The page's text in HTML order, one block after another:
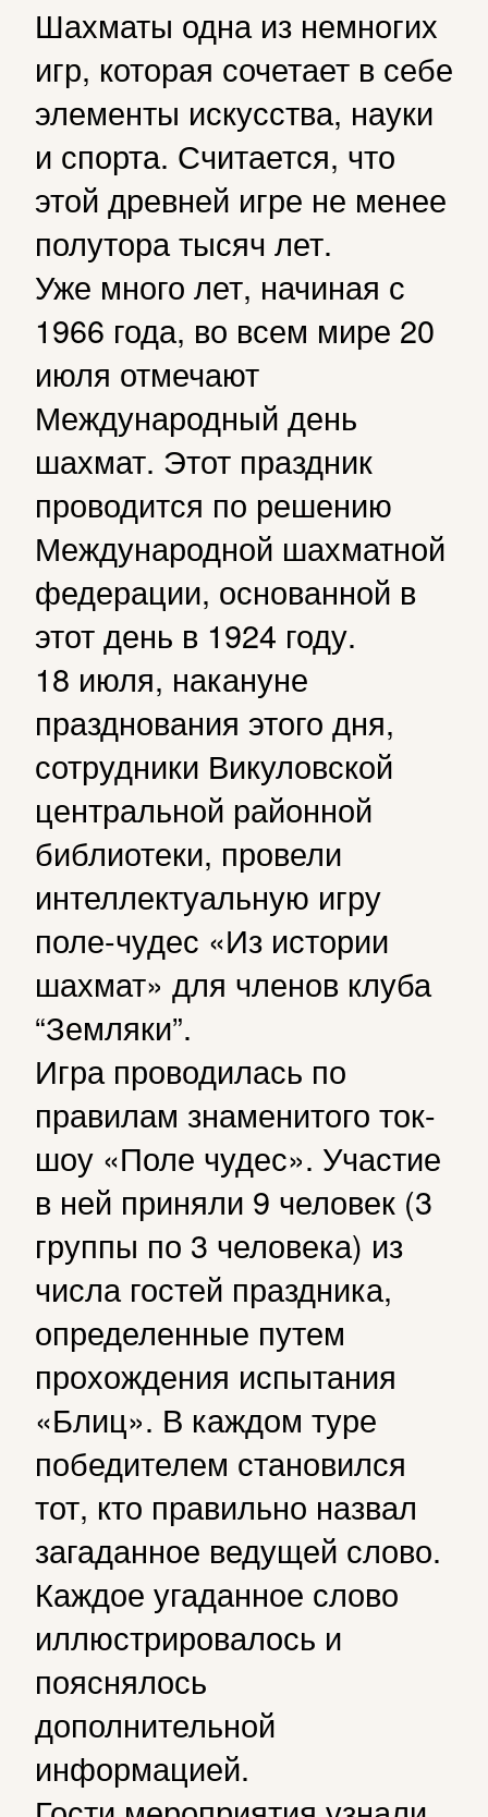
Шахматы одна из немногих
игр, которая сочетает в себе
элементы искусства, науки
и спорта. Считается, что
этой древней игре не менее
полутора тысяч лет.
Уже много лет, начиная с
1966 года, во всем мире 20
июля отмечают
Международный день
шахмат. Этот праздник
проводится по решению
Международной шахматной
федерации, основанной в
этот день в 1924 году.
18 июля, накануне
празднования этого дня,
сотрудники Викуловской
центральной районной
библиотеки, провели
интеллектуальную игру
поле-чудес «Из истории
шахмат» для членов клуба
“Земляки”.
Игра проводилась по
правилам знаменитого ток-
шоу «Поле чудес». Участие
в ней приняли 9 человек (3
группы по 3 человека) из
числа гостей праздника,
определенные путем
прохождения испытания
«Блиц». В каждом туре
победителем становился
тот, кто правильно назвал
загаданное ведущей слово.
Каждое угаданное слово
иллюстрировалось и
пояснялось
дополнительной
информацией.